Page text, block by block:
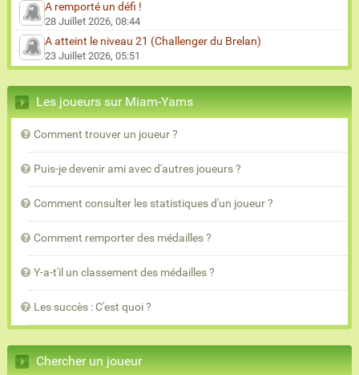
A remporté un défi !
28 Juillet 2026, 08:44
A atteint le niveau 21 (Challenger du Brelan)
23 Juillet 2026, 05:51
Les joueurs sur Miam-Yams
Comment trouver un joueur ?
Puis-je devenir ami avec d'autres joueurs ?
Comment consulter les statistiques d'un joueur ?
Comment remporter des médailles ?
Y-a-t'il un classement des médailles ?
Les succès : C'est quoi ?
Chercher un joueur